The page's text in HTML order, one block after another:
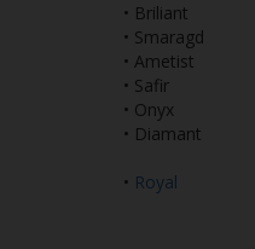
• Briliant
• Smaragd
• Ametist
• Safir
• Onyx
• Diamant
• Royal